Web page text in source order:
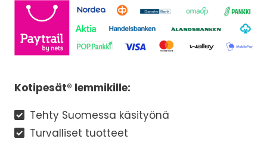
Kotipesät® lemmikille:
Tehty Suomessa käsityönä
Turvalliset tuotteet